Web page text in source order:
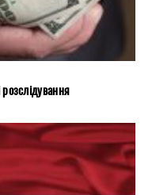
розслідування